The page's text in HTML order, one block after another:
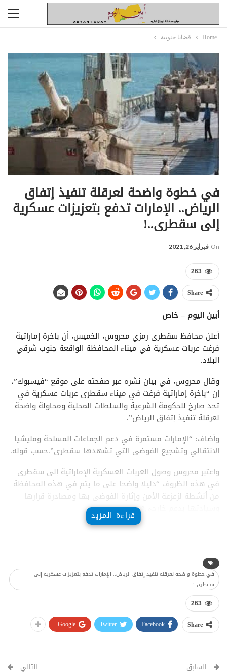
Home قضايا جنوبية
في خطوة واضحة لعرقلة تنفيذ إتفاق
الرياض.. الإمارات تدفع بتعزيزات عسكرية
إلى سقطرى..!
On فبراير 26, 2021
263
Share
أبين اليوم – خاص
أعلن محافظ سقطرى رمزي محروس، الخميس، أن باخرة إماراتية
فرغت عربات عسكرية في ميناء المحافظة الواقعة جنوب شرقي
البلاد.
وقال محروس، في بيان نشره عبر صفحته على موقع “فيسبوك”،
إن “باخرة إماراتية فرغت في ميناء سقطرى عربات عسكرية في
تحد صارخ للحكومة الشرعية والسلطات المحلية ومحاولة واضحة
لعرقلة تنفيذ إتفاق الرياض”.
وأضاف: “الإمارات مستمرة في دعم الجماعات المسلحة ومليشيا
الانتقالي وتشجيع الفوضى التي تشهدها سقطرى”.حسب قوله.
واعتبر محروس وصول العربات العسكرية الإماراتية إلى سقطرى
في هذه الظروف “دليلا واضحا على ما يتم في هذه المحافظة
من أنشطة لزعزعة الأمن وإثارة الفوضى بها ومصادرة قرارها
وسيادتها بدعم خارجي”.
قراءة المزيد
في خطوة واضحة لعرقلة تنفيذ إتفاق الرياض.. الإمارات تدفع بتعزيزات عسكرية إلى
سقطرى..!
263
Share
Facebook
Twitter
Google+
السابق التالي